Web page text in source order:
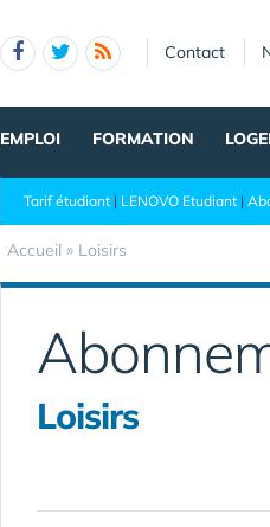
Contact
EMPLOI FORMATION
Tarif étudiant | LENOVO Etudiant |
Accueil » Loisirs
Loisirs